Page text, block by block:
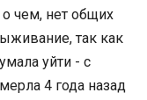
чем, нет общих
так как
уйти - с
4 года назад